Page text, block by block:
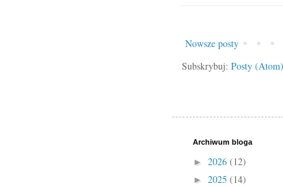
Nowsze posty
Subskrybuj: Posty (Atom)
Archiwum bloga
► 2026 (12)
► 2025 (14)